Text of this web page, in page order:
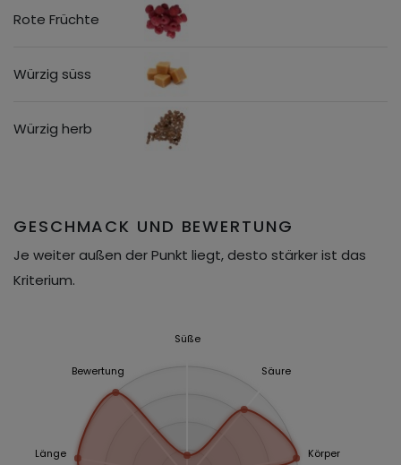
Rote Früchte
Würzig süss
Würzig herb
GESCHMACK UND BEWERTUNG
Je weiter außen der Punkt liegt, desto stärker ist das
Kriterium.
Süße
Säure
Körper
Länge
Bewertung